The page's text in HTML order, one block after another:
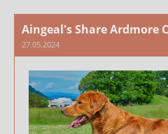
Aingeal's Share Ardmore
27.05.2024